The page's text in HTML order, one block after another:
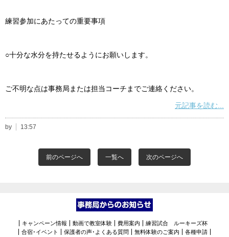
練習参加にあたっての重要事項
○十分な水分を持たせるようにお願いします。
ご不明な点は事務局または担当コーチまでご連絡ください。
元記事を読む...
by 13:57
前のページへ 一覧へ 次のページへ
キャンペーン情報 動画で教室体験 費用案内
練習試合 ルーキーズ杯
合宿･イベント
保護者の声･よくある質問 無料体験のご案内 各種申請